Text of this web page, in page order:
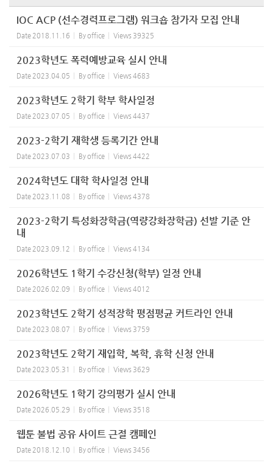
IOC ACP (선수경력프로그램) 워크숍 참가자 모집 안내
Date 2018.11.16 Byoffice Views 39325
2023학년도 폭력예방교육 실시 안내
Date 2023.04.05 Byoffice Views 4683
2023학년도 2학기 학부 학사일정
Date 2023.07.05 Byoffice Views 4437
2023-2학기 재학생 등록기간 안내
Date 2023.07.03 Byoffice Views 4422
2024학년도 대학 학사일정 안내
Date 2023.11.08 Byoffice Views 4378
2023-2학기 특성화장학금(역량강화장학금) 선발 기준 안
내
Date 2023.09.12 Byoffice Views 4134
2026학년도 1학기 수강신청(학부) 일정 안내
Date 2026.02.09 Byoffice Views 4012
2023학년도 2학기 성적장학 평점평균 커트라인 안내
Date 2023.08.07 Byoffice Views 3759
2023학년도 2학기 재입학, 복학, 휴학 신청 안내
Date 2023.05.31 Byoffice Views 3629
2026학년도 1학기 강의평가 실시 안내
Date 2026.05.29 Byoffice Views 3518
웹툰 불법 공유 사이트 근절 캠페인
Date 2018.12.10 Byoffice Views 3456